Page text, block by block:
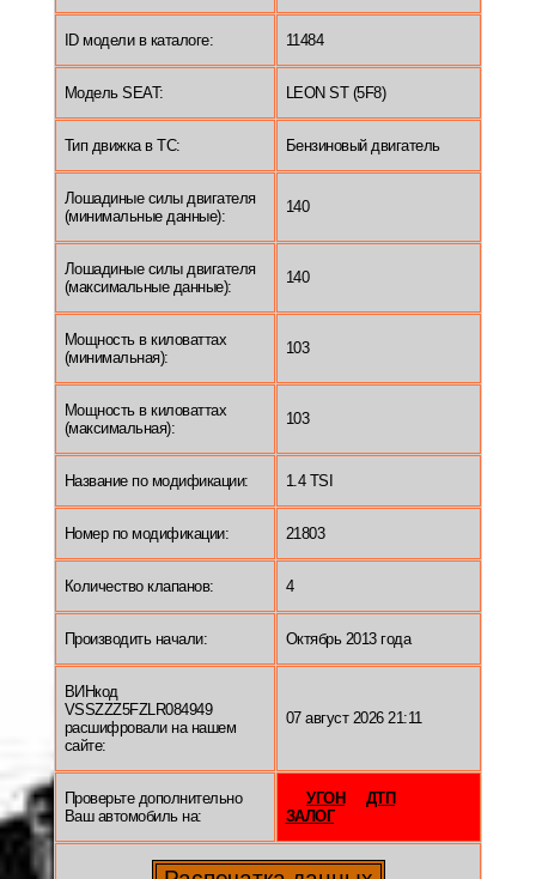
ID модели в каталоге: 11484
Модель SEAT: LEON ST (5F8)
Тип движка в ТС: Бензиновый двигатель
Лошадиные силы двигателя
(минимальные данные):
140
Лошадиные силы двигателя
(максимальные данные):
140
Мощность в киловаттах
(минимальная):
103
Мощность в киловаттах
(максимальная):
103
Название по модификации: 1.4 TSI
Номер по модификации: 21803
Количество клапанов: 4
Производить начали: Октябрь 2013 года
ВИНкод
VSSZZZ5FZLR084949
расшифровали на нашем
сайте:
07 август 2026 21:11
Проверьте дополнительно
Ваш автомобиль на:
УГОН
ДТП
ЗАЛОГ